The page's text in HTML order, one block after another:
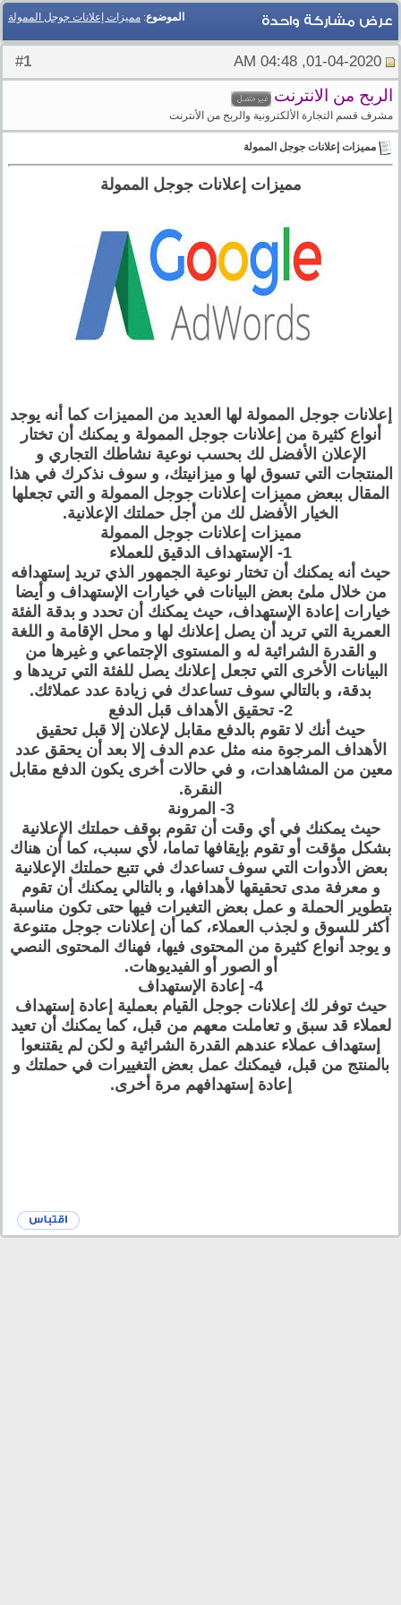
الموضوع: مميزات إعلانات جوجل الممولة عرض مشاركة واحدة
1
الربح من الانترنت
مشرف قسم التجارة الألكترونية والربح من الأنترنت
مميزات إعلانات جوجل الممولة
مميزات إعلانات جوجل الممولة
إعلانات جوجل الممولة لها العديد من المميزات كما أنه يوجد
أنواع كثيرة من إعلانات جوجل الممولة و يمكنك أن تختار
الإعلان الأفضل لك بحسب نوعية نشاطك التجاري و
المنتجات التي تسوق لها و ميزانيتك، و سوف نذكرك في هذا
المقال ببعض مميزات إعلانات جوجل الممولة و التي تجعلها
الخيار الأفضل لك من أجل حملتك الإعلانية.
مميزات إعلانات جوجل الممولة
1- الإستهداف الدقيق للعملاء
حيث أنه يمكنك أن تختار نوعية الجمهور الذي تريد إستهدافه
من خلال ملئ بعض البيانات في خيارات الإستهداف و أيضا
خيارات إعادة الإستهداف، حيث يمكنك أن تحدد و بدقة الفئة
العمرية التي تريد أن يصل إعلانك لها و محل الإقامة و اللغة
و القدرة الشرائية له و المستوى الإجتماعي و غيرها من
البيانات الأخرى التي تجعل إعلانك يصل للفئة التي تريدها و
بدقة، و بالتالي سوف تساعدك في زيادة عدد عملائك.
2- تحقيق الأهداف قبل الدفع
حيث أنك لا تقوم بالدفع مقابل لإعلان إلا قبل تحقيق
الأهداف المرجوة منه مثل عدم الدف إلا بعد أن يحقق عدد
معين من المشاهدات، و في حالات أخرى يكون الدفع مقابل
النقرة.
3- المرونة
حيث يمكنك في أي وقت أن تقوم بوقف حملتك الإعلانية
بشكل مؤقت أو تقوم بإيقافها تماما، لأي سبب، كما أن هناك
بعض الأدوات التي سوف تساعدك في تتبع حملتك الإعلانية
و معرفة مدى تحقيقها لأهدافها، و بالتالي يمكنك أن تقوم
بتطوير الحملة و عمل بعض التغيرات فيها حتى تكون مناسبة
أكثر للسوق و لجذب العملاء، كما أن إعلانات جوجل متنوعة
و يوجد أنواع كثيرة من المحتوى فيها، فهناك المحتوى النصي
أو الصور أو الفيديوهات.
4- إعادة الإستهداف
حيث توفر لك إعلانات جوجل القيام بعملية إعادة إستهداف
لعملاء قد سبق و تعاملت معهم من قبل، كما يمكنك أن تعيد
إستهداف عملاء عندهم القدرة الشرائية و لكن لم يقتنعوا
بالمنتج من قبل، فيمكنك عمل بعض التغييرات في حملتك و
إعادة إستهدافهم مرة أخرى.